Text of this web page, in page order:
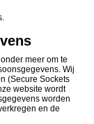
meer om te
Wij
(Secure Sockets
website wordt
worden
en de